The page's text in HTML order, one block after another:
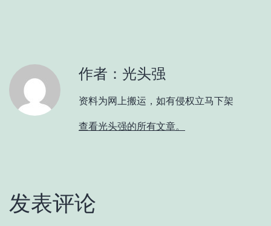
作者：光头强
资料为网上搬运，如有侵权立马下架
查看光头强的所有文章。
发表评论